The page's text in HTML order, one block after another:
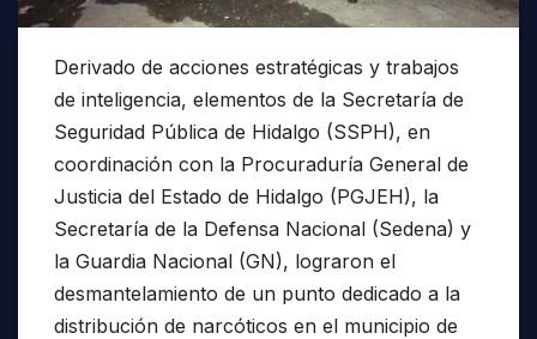
Derivado de acciones estratégicas y trabajos
de inteligencia, elementos de la Secretaría de
Seguridad Pública de Hidalgo (SSPH), en
coordinación con la Procuraduría General de
Justicia del Estado de Hidalgo (PGJEH), la
Secretaría de la Defensa Nacional (Sedena) y
la Guardia Nacional (GN), lograron el
desmantelamiento de un punto dedicado a la
distribución de narcóticos en el municipio de